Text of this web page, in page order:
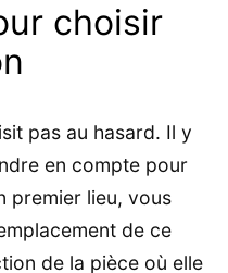
choisir
pas au hasard. Il y
en compte pour
premier lieu, vous
de ce
de la pièce où elle